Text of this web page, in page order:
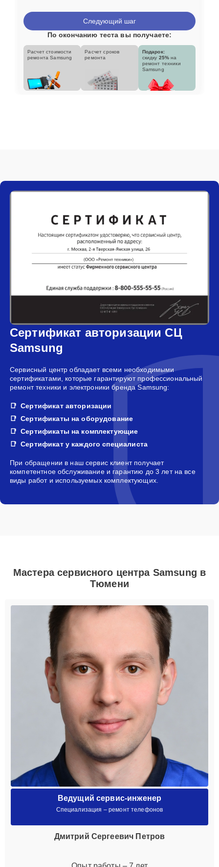
Следующий шаг
По окончанию теста вы получаете:
Расчет стоимости
ремонта Samsung
Расчет сроков
ремонта
Подарок:
скидку 25% на
ремонт техники
Samsung
Сертификат авторизации СЦ
Samsung
Сервисный центр обладает всеми необходимыми
сертификатами, которые гарантируют профессиональный
ремонт техники и электроники бренда Samsung:
Сертификат авторизации
Сертификаты на оборудование
Сертификаты на комплектующие
Сертификат у каждого специалиста
При обращении в наш сервис клиент получает
компетентное обслуживание и гарантию до 3 лет на все
виды работ и используемых комплектующих.
Мастера сервисного центра Samsung в
Тюмени
Ведущий сервис-инженер
Специализация – ремонт телефонов
Дмитрий Сергеевич Петров